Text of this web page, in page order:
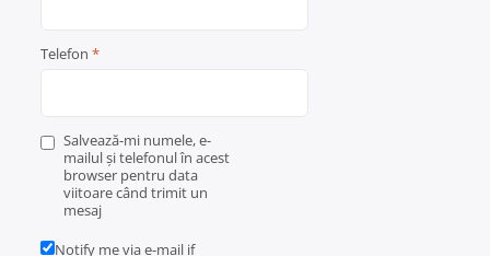
Telefon *
Salvează-mi numele, e-
mailul și telefonul în acest
browser pentru data
viitoare când trimit un
mesaj
Notify me via e-mail if